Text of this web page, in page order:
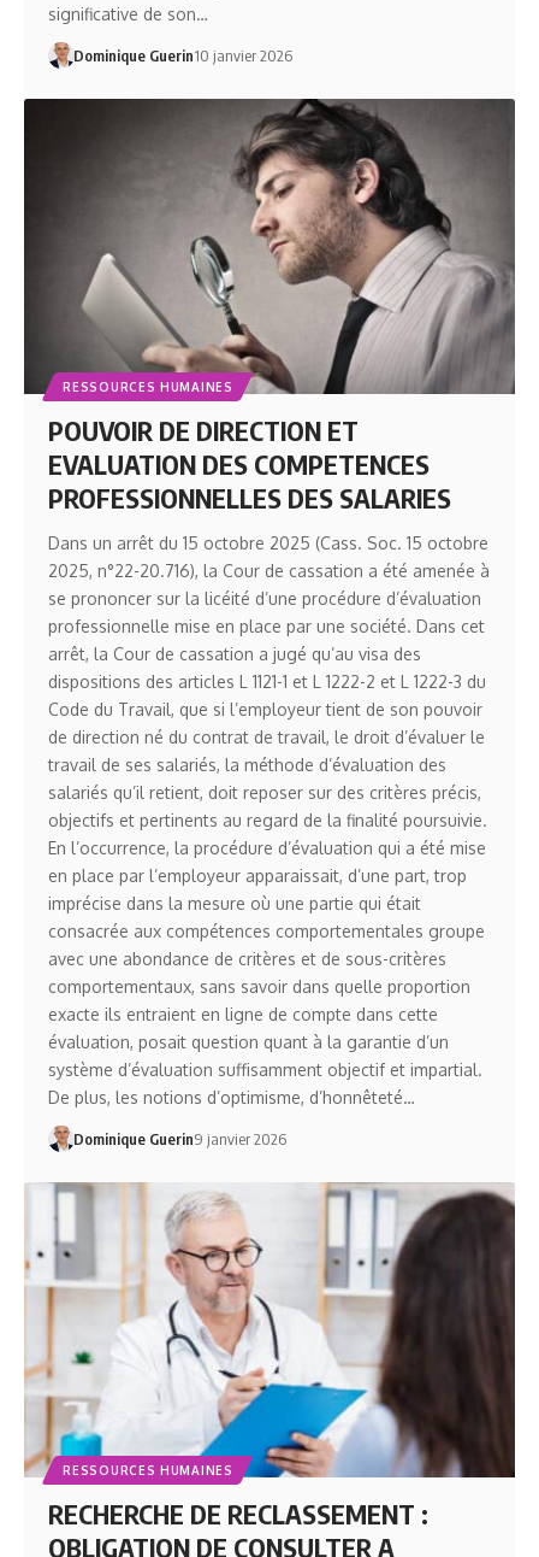
significative de son…
Dominique Guerin10 janvier 2026
RESSOURCES HUMAINES
POUVOIR DE DIRECTION ET
EVALUATION DES COMPETENCES
PROFESSIONNELLES DES SALARIES
Dans un arrêt du 15 octobre 2025 (Cass. Soc. 15 octobre
2025, n°22-20.716), la Cour de cassation a été amenée à
se prononcer sur la licéité d’une procédure d’évaluation
professionnelle mise en place par une société. Dans cet
arrêt, la Cour de cassation a jugé qu’au visa des
dispositions des articles L 1121-1 et L 1222-2 et L 1222-3 du
Code du Travail, que si l’employeur tient de son pouvoir
de direction né du contrat de travail, le droit d’évaluer le
travail de ses salariés, la méthode d’évaluation des
salariés qu’il retient, doit reposer sur des critères précis,
objectifs et pertinents au regard de la finalité poursuivie.
En l’occurrence, la procédure d’évaluation qui a été mise
en place par l’employeur apparaissait, d’une part, trop
imprécise dans la mesure où une partie qui était
consacrée aux compétences comportementales groupe
avec une abondance de critères et de sous-critères
comportementaux, sans savoir dans quelle proportion
exacte ils entraient en ligne de compte dans cette
évaluation, posait question quant à la garantie d’un
système d’évaluation suffisamment objectif et impartial.
De plus, les notions d’optimisme, d’honnêteté…
Dominique Guerin9 janvier 2026
RESSOURCES HUMAINES
RECHERCHE DE RECLASSEMENT :
OBLIGATION DE CONSULTER A